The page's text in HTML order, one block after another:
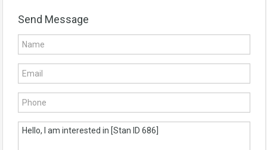
Send Message